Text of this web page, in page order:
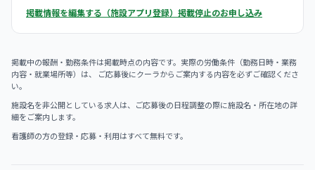
掲載情報を編集する（施設アプリ登録） 掲載停止のお申し込み
掲載中の報酬・勤務条件は掲載時点の内容です。実際の労働条件（勤務日時・業務
内容・就業場所等）は、 ご応募後にクーラからご案内する内容を必ずご確認くださ
い。
施設名を非公開としている求人は、ご応募後の日程調整の際に施設名・所在地の詳
細をご案内します。
看護師の方の登録・応募・利用はすべて無料です。